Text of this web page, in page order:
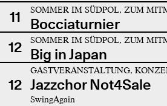
11 SOMMER IM SÜDPOL, ZUM
Bocciaturnier
12
SOMMER IM SÜDPOL, ZUM
Big in Japan
12
GASTVERANSTALTUNG,
Jazzchor Not4Sale
SwingAgain